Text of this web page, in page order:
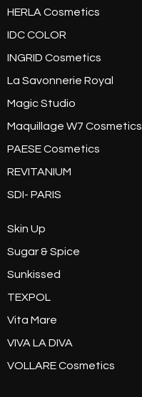
HERLA Cosmetics
IDC COLOR
INGRID Cosmetics
La Savonnerie Royal
Magic Studio
Maquillage W7 Cosmetics
PAESE Cosmetics
REVITANIUM
SDI- PARIS
Skin Up
Sugar & Spice
Sunkissed
TEXPOL
Vita Mare
VIVA LA DIVA
VOLLARE Cosmetics